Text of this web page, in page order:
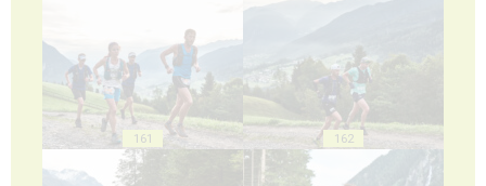
161 162